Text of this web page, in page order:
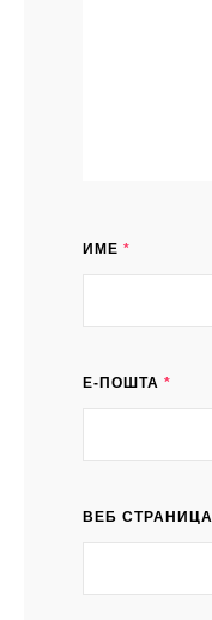
ИМЕ *
Е-ПОШТА *
ВЕБ СТРАНИЦА